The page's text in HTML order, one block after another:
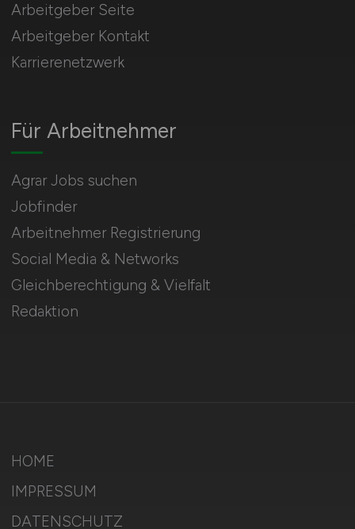
Für Arbeitnehmer
Agrar Jobs suchen
Jobfinder
Arbeitnehmer Registrierung
Social Media & Networks
Gleichberechtigung & Vielfalt
Redaktion
Arbeitgeber Seite
Arbeitgeber Kontakt
Karrierenetzwerk
HOME
IMPRESSUM
DATENSCHUTZ